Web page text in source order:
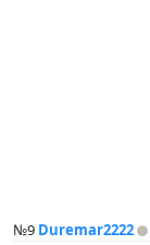
№9 Duremar2222